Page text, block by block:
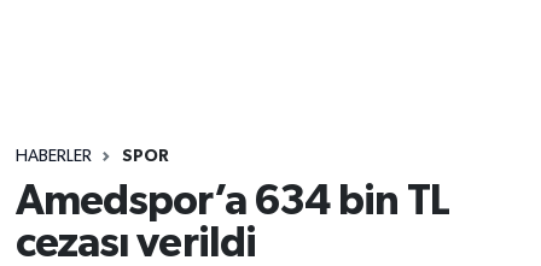
HABERLER SPOR
Amedspor’a 634 bin TL
cezası verildi